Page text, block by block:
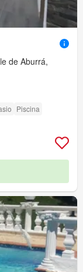
de Aburrá,
Piscina